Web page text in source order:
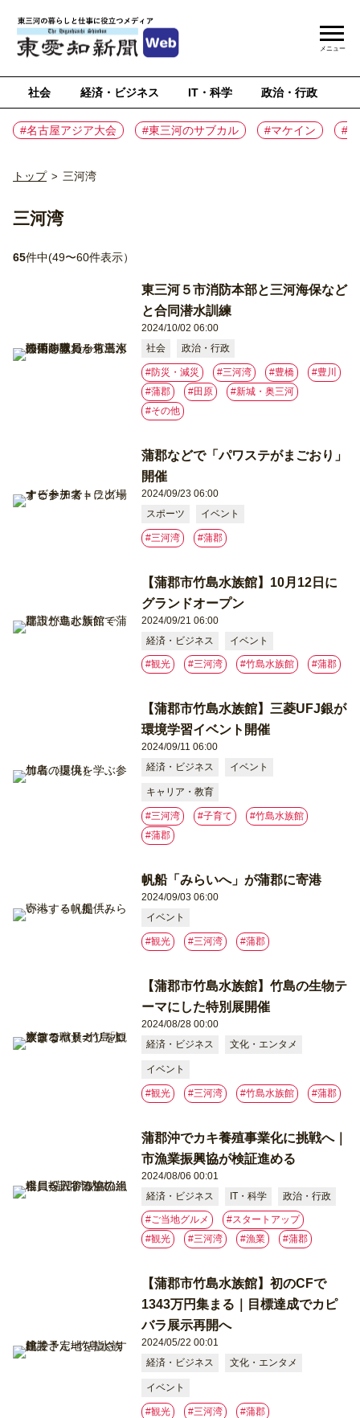
社会 経済・ビジネス IT・科学 政治・行政
#名古屋アジア大会 #東三河のサブカル #マケイン #
メニュー
トップ > 三河湾
三河湾
65件中(49〜60件表示）
東三河５市消防本部と三河海保など
と合同潜水訓練
2024/10/02 06:00
社会
政治・行政
#防災・減災 #三河湾 #豊橋
#豊川
#蒲郡
#⽥原
#新城・奥三河
#その他
蒲郡などで「パワステがまごおり」
開催
2024/09/23 06:00
スポーツ
イベント
#三河湾 #蒲郡
【蒲郡市竹島水族館】10月12日に
グランドオープン
2024/09/21 06:00
経済・ビジネス
イベント
#観光 #三河湾 #竹島水族館 #蒲郡
【蒲郡市竹島水族館】三菱UFJ銀が
環境学習イベント開催
2024/09/11 06:00
経済・ビジネス
イベント
キャリア・教育
#三河湾 #子育て
#竹島水族館
#蒲郡
帆船「みらいへ」が蒲郡に寄港
2024/09/03 06:00
イベント
#観光 #三河湾 #蒲郡
【蒲郡市竹島水族館】竹島の生物テ
ーマにした特別展開催
2024/08/28 00:00
経済・ビジネス
文化・エンタメ
イベント
#観光 #三河湾 #竹島水族館 #蒲郡
蒲郡沖でカキ養殖事業化に挑戦へ｜
市漁業振興協が検証進める
2024/08/06 00:01
経済・ビジネス
IT・科学 政治・行政
#ご当地グルメ
#スタートアップ
#観光
#三河湾 #漁業 #蒲郡
【蒲郡市竹島水族館】初のCFで
1343万円集まる｜目標達成でカピ
バラ展示再開へ
2024/05/22 00:01
経済・ビジネス
文化・エンタメ
イベント
#観光 #三河湾 #蒲郡